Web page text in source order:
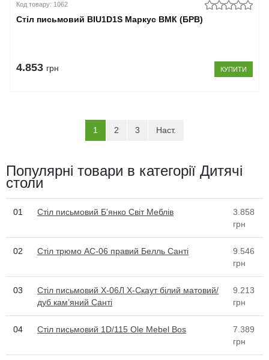
Код товару: 1062
Стіл письмовий BIU1D1S Маркус ВМК (БРВ)
4.853 грн КУПИТИ
1 (current)
2 3 Наст.
Популярні товари в категорії Дитячі
столи
01 Стіл письмовий Б'янко Світ Меблів
3.858
грн
02 Стіл трюмо АС-06 правий Белль Санті
9.546
грн
03
Стіл письмовий Х-06Л X-Скаут білий матовий/
дуб кам’яний Санті
9.213
грн
04 Стіл письмовий 1D/115 Ole Mebel Bos
7.389
грн